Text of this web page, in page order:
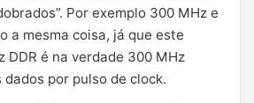
Por exemplo 300 MHz e
a mesma coisa, já que este
DDR é na verdade 300 MHz
por pulso de clock.